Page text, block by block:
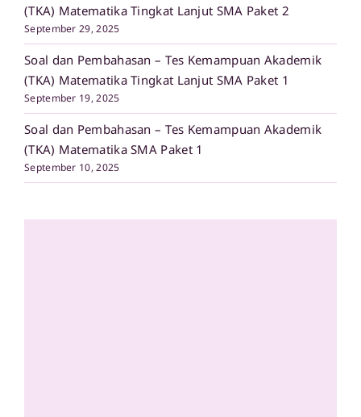
(TKA) Matematika Tingkat Lanjut SMA Paket 2
September 29, 2025
Soal dan Pembahasan – Tes Kemampuan Akademik
(TKA) Matematika Tingkat Lanjut SMA Paket 1
September 19, 2025
Soal dan Pembahasan – Tes Kemampuan Akademik
(TKA) Matematika SMA Paket 1
September 10, 2025